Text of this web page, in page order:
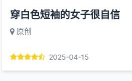
穿白色短袖的女子很自信
原创
2025-04-15